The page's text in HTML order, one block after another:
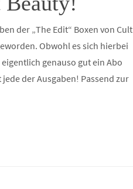
der „The Edit“ Boxen von Cult
Obwohl es sich hierbei
genauso gut ein Abo
der Ausgaben! Passend zur